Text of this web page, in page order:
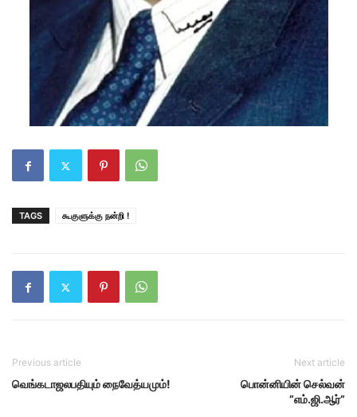
TAGS கூகுளுக்கு நன்றி !
Previous article
வெங்கடாஜலபதியும் நைவேத்யமும்!
Next article
பொன்னியின் செல்வன்
”எம்.ஜி.ஆர்”